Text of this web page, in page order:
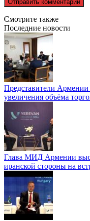
Смотрите также
Последние новости
Представители
увеличения объёма
Глава МИД Армении
иранской стороны на